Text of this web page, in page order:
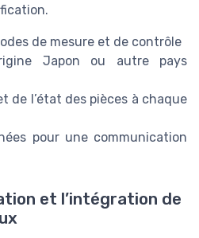
de mesure et de contrôle
Japon ou autre pays
de l’état des pièces à chaque
pour une communication
et l’intégration de